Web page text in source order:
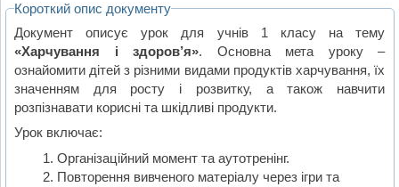
Короткий опис документу
Документ описує урок для учнів 1 класу на тему
«Харчування і здоров’я». Основна мета уроку –
ознайомити дітей з різними видами продуктів харчування, їх
значенням для росту і розвитку, а також навчити
розпізнавати корисні та шкідливі продукти.
Урок включає:
Організаційний момент та аутотренінг.
Повторення вивченого матеріалу через ігри та